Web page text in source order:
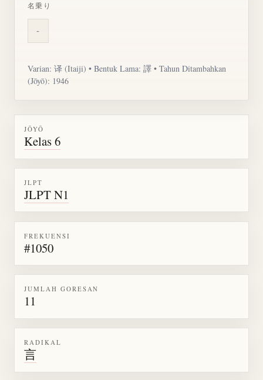
名乗り
-
Varian: 译 (Itaiji) • Bentuk Lama: 譯 • Tahun Ditambahkan
(Jōyō): 1946
JŌYŌ
Kelas 6
JLPT
JLPT N1
FREKUENSI
#1050
JUMLAH GORESAN
11
RADIKAL
言